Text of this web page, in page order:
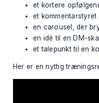
et kortere
et
en carousel, der
en idé til en DM-
et talepunkt til en
Her er en nyttig